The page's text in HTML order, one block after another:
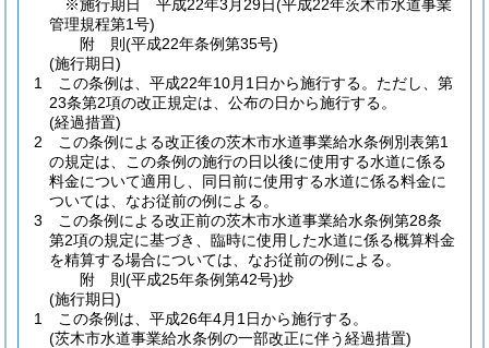
※施行期日 平成22年3月29日(平成22年茨木市水道事業
管理規程第1号)
附 則(平成22年条例第35号)
(施行期日)
1
この条例は、平成22年10月1日から施行する。 ただし、第
23条第2項の改正規定は、公布の日から施行する。
(経過措置)
2
この条例による改正後の茨木市水道事業給水条例別表第1
の規定は、この条例の施行の日以後に使用する水道に係る
料金について適用し、同日前に使用する水道に係る料金に
ついては、なお従前の例による。
3
この条例による改正前の茨木市水道事業給水条例第28条
第2項の規定に基づき、臨時に使用した水道に係る概算料金
を精算する場合については、なお従前の例による。
附 則(平成25年条例第42号)抄
(施行期日)
1
この条例は、平成26年4月1日から施行する。
(茨木市水道事業給水条例の一部改正に伴う経過措置)